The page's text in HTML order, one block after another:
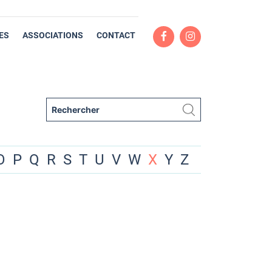
ASSOCIATIONS CONTACT
P Q R S T U V W X Y Z